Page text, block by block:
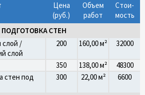
Цена
(руб.)
Объем
работ
Стои­
мость
ПОДГОТОВКА СТЕН
слой /
слой
200 160,00 м² 32000
350 138,00 м²
48300
стен под
300 22,00 м² 6600